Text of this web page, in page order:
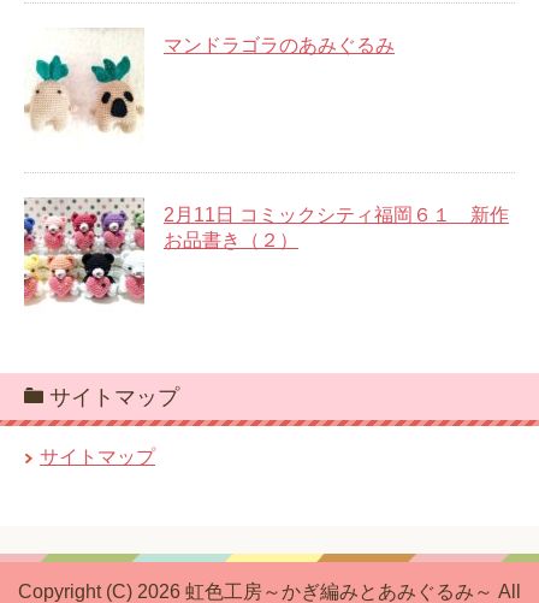
マンドラゴラのあみぐるみ
2月11日 コミックシティ福岡６１ 新作
お品書き（２）
サイトマップ
サイトマップ
Copyright (C) 2026 虹色工房～かぎ編みとあみぐるみ～ All